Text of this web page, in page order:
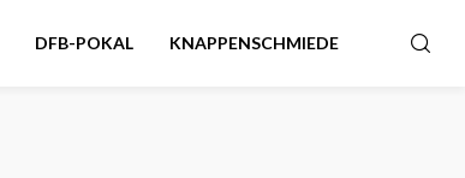
DFB-POKAL KNAPPENSCHMIEDE